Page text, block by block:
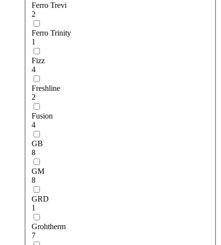
Ferro Trevi
2
Ferro Trinity
1
Fizz
4
Freshline
2
Fusion
4
GB
8
GM
8
GRD
1
Grohtherm
7